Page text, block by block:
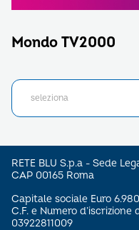
Mondo TV2000
RETE BLU S.p.a - Sede
CAP 00165 Roma
Capitale sociale Euro
C.F. e Numero
03922811009